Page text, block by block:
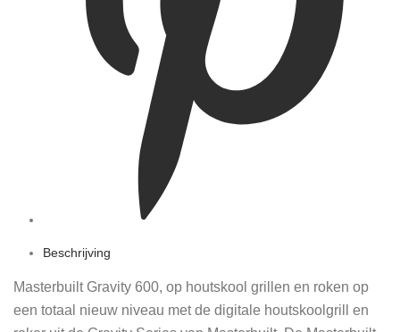
Beschrijving
Masterbuilt Gravity 600, op houtskool grillen en roken op
een totaal nieuw niveau met de digitale houtskoolgrill en